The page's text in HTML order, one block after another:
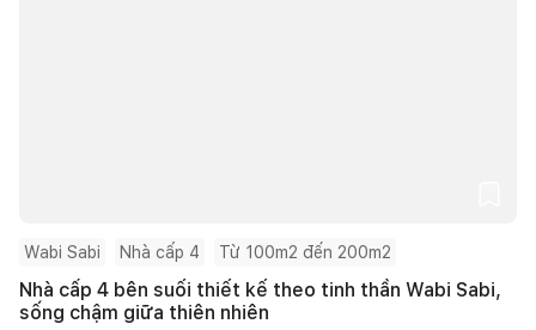
Wabi Sabi Nhà cấp 4 Từ 100m2 đến 200m2
Nhà cấp 4 bên suối thiết kế theo tinh thần Wabi Sabi,
sống chậm giữa thiên nhiên